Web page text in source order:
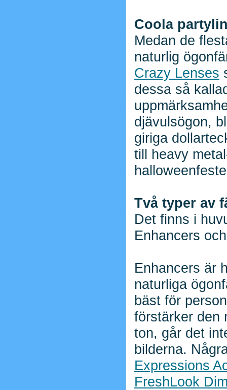
Coola
Medan de
naturlig
Crazy Lenses
dessa så
djävulsögon,
giriga
till heavy
Två typer av
Det finns i
Enhancers
Enhancers är
naturliga
bäst för
förstärker den
ton, går det
bilderna.
Expressions
FreshLook